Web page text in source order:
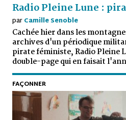
Radio Pleine Lune :
parCamille Senoble
Cachée hier dans les
archives d'un périodique
pirate féministe, Radio Pleine
double-page qui en faisait
FAÇONNER